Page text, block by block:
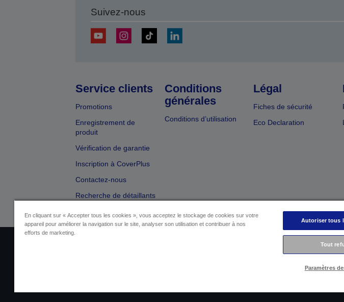
Suivez-nous
Service clients
Promotions
Enregistrement de
produit
Vérification de garantie
Inscription à CoverPlus
Contactez-nous
Recherche de détaillants
Conditions
générales
Conditions d’utilisation
Légal
Fiches de sécurité
Eco Declaration
En cliquant sur « Accepter tous les cookies », vous acceptez le stockage de cookies sur votre
appareil pour améliorer la navigation sur le site, analyser son utilisation et contribuer à nos
efforts de marketing.
Autoriser tous
Tout
Paramètres